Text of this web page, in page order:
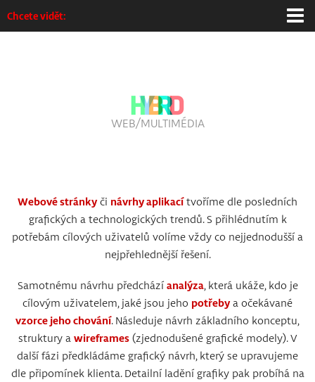
Chcete vidět:
Výstavy
Info / kontakt
WEB/MULTIMÉDIA
Webové stránkyči návrhy aplikacítvoříme dle posledních
grafických a technologických trendů. S přihlédnutím k
potřebám cílových uživatelů volíme vždy co nejjednodušší a
nejpřehlednější řešení.
Samotnému návrhu předcházíanalýza, která ukáže, kdo je
cílovým uživatelem, jaké jsou jeho potřebya očekávané
vzorce jeho chování. Následuje návrh základního konceptu,
struktury awireframes(zjednodušené grafické modely). V
další fázi předkládáme grafický návrh, který se upravujeme
dle připomínek klienta. Detailní ladění grafiky pak probíhá na